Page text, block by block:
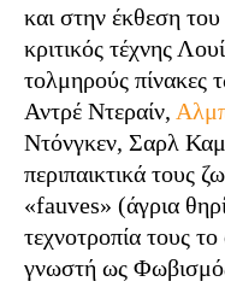
και στην έκθεση
κριτικός τέχνης
τολμηρούς πίνακες
Αντρέ Ντεραίν,
Ντόνγκεν, Σαρλ
περιπαικτικά τους
«fauves» (άγρια
τεχνοτροπία τους
γνωστή ως